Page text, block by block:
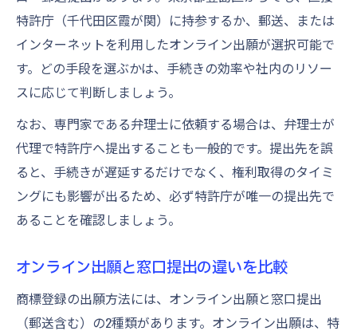
特許庁（千代田区霞が関）に持参するか、郵送、または
インターネットを利用したオンライン出願が選択可能で
す。どの手段を選ぶかは、手続きの効率や社内のリソー
スに応じて判断しましょう。
なお、専門家である弁理士に依頼する場合は、弁理士が
代理で特許庁へ提出することも一般的です。提出先を誤
ると、手続きが遅延するだけでなく、権利取得のタイミ
ングにも影響が出るため、必ず特許庁が唯一の提出先で
あることを確認しましょう。
オンライン出願と窓口提出の違いを比較
商標登録の出願方法には、オンライン出願と窓口提出
（郵送含む）の2種類があります。オンライン出願は、特